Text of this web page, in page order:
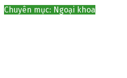
Chuyên mục: Ngoại khoa